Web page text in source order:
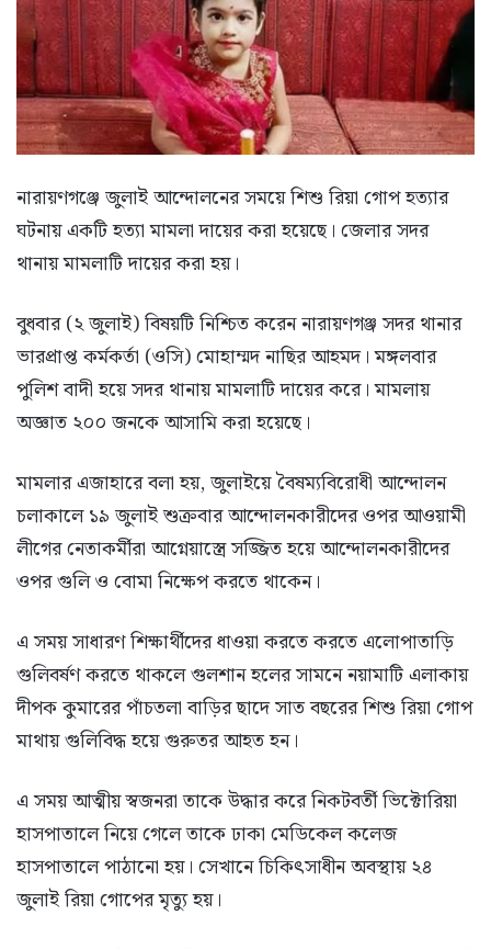
নারায়ণগঞ্জে জুলাই আন্দোলনের সময়ে শিশু রিয়া গোপ হত্যার
ঘটনায় একটি হত্যা মামলা দায়ের করা হয়েছে। জেলার সদর
থানায় মামলাটি দায়ের করা হয়।
বুধবার (২ জুলাই) বিষয়টি নিশ্চিত করেন নারায়ণগঞ্জ সদর থানার
ভারপ্রাপ্ত কর্মকর্তা (ওসি) মোহাম্মদ নাছির আহমদ। মঙ্গলবার
পুলিশ বাদী হয়ে সদর থানায় মামলাটি দায়ের করে। মামলায়
অজ্ঞাত ২০০ জনকে আসামি করা হয়েছে।
মামলার এজাহারে বলা হয়, জুলাইয়ে বৈষম্যবিরোধী আন্দোলন
চলাকালে ১৯ জুলাই শুক্রবার আন্দোলনকারীদের ওপর আওয়ামী
লীগের নেতাকর্মীরা আগ্নেয়াস্ত্রে সজ্জিত হয়ে আন্দোলনকারীদের
ওপর গুলি ও বোমা নিক্ষেপ করতে থাকেন।
এ সময় সাধারণ শিক্ষার্থীদের ধাওয়া করতে করতে এলোপাতাড়ি
গুলিবর্ষণ করতে থাকলে গুলশান হলের সামনে নয়ামাটি এলাকায়
দীপক কুমারের পাঁচতলা বাড়ির ছাদে সাত বছরের শিশু রিয়া গোপ
মাথায় গুলিবিদ্ধ হয়ে গুরুতর আহত হন।
এ সময় আত্মীয় স্বজনরা তাকে উদ্ধার করে নিকটবর্তী ভিক্টোরিয়া
হাসপাতালে নিয়ে গেলে তাকে ঢাকা মেডিকেল কলেজ
হাসপাতালে পাঠানো হয়। সেখানে চিকিৎসাধীন অবস্থায় ২৪
জুলাই রিয়া গোপের মৃত্যু হয়।